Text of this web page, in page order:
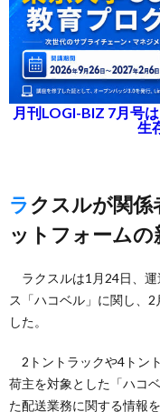
月刊LOGI-BIZ 7月号
生
ラクスルが関係者の情報共有支えるプラ
ットフォーム
ラクスルは1月24日、運
ス「ハコベル」に関し、
した。
2トントラックや4トン
荷主を対象とした「ハコ
た配送業務に関する情報